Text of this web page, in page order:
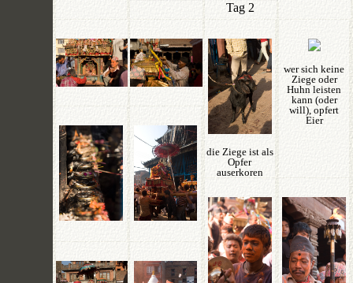
Tag 2
die Ziege ist als
Opfer
auserkoren
wer sich keine
Ziege oder
Huhn leisten
kann (oder
will), opfert
Eier